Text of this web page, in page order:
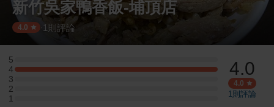
新竹吳家鴨香飯-埔頂店
4.0 1 則評論
5
5 星：0 則評論
4
4 星：1 則評論
3
3 星：0 則評論
2
2 星：0 則評論
1
1 星：0 則評論
4.0
4.0
1則評論